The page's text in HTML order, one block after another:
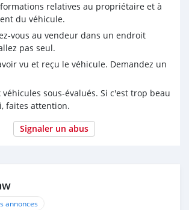
relatives au propriétaire et à
du véhicule.
vous au vendeur dans un endroit
pas seul.
vu et reçu le véhicule. Demandez un
sous-évalués. Si c'est trop beau
faites attention.
Signaler un abus
annonces